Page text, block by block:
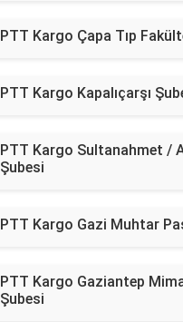
PTT Kargo Çapa Tıp
PTT Kargo Kapalıçarşı
PTT Kargo Sultanahmet /
Şubesi
PTT Kargo Gazi Muhtar
PTT Kargo Gaziantep
Şubesi